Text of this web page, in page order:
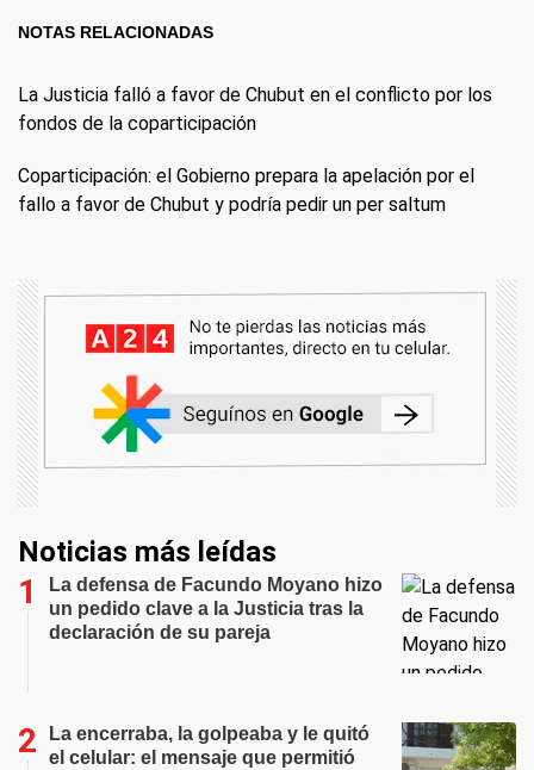
NOTAS RELACIONADAS
La Justicia falló a favor de Chubut en el conflicto por los
fondos de la coparticipación
Coparticipación: el Gobierno prepara la apelación por el
fallo a favor de Chubut y podría pedir un per saltum
Noticias más leídas
La defensa de Facundo Moyano hizo
un pedido clave a la Justicia tras la
declaración de su pareja
La encerraba, la golpeaba y le quitó
el celular: el mensaje que permitió